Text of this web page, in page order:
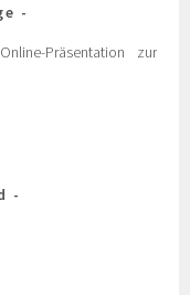
Präsentation zur